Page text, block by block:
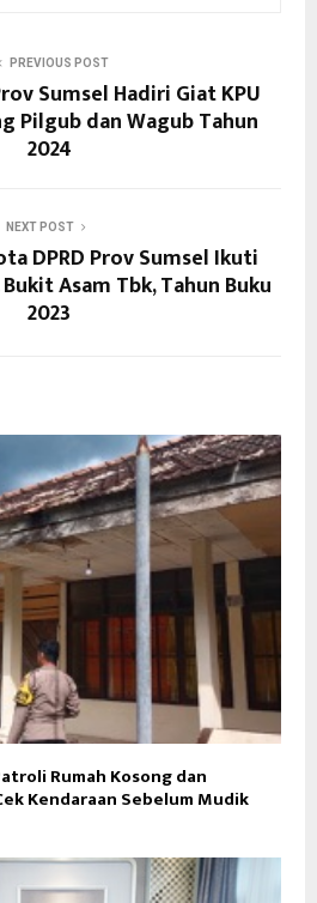
PREVIOUS POST
Sumsel Hadiri Giat KPU
Pilgub dan Wagub Tahun
2024
NEXT POST
DPRD Prov Sumsel Ikuti
Bukit Asam Tbk, Tahun Buku
2023
Rumah Kosong dan
Kendaraan Sebelum Mudik